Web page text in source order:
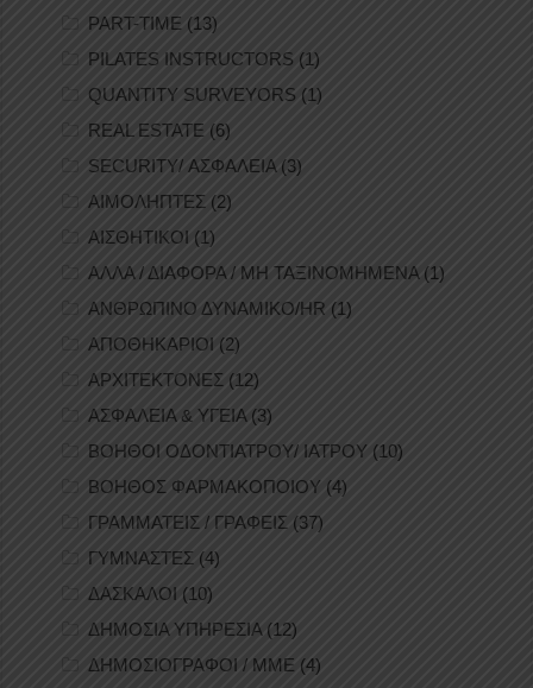
PART-TIME (13)
PILATES INSTRUCTORS (1)
QUANTITY SURVEYORS (1)
REAL ESTATE (6)
SECURITY/ ΑΣΦΑΛΕΙΑ (3)
ΑΙΜΟΛΗΠΤΕΣ (2)
ΑΙΣΘΗΤΙΚΟΙ (1)
ΑΛΛΑ / ΔΙΑΦΟΡΑ / ΜΗ ΤΑΞΙΝΟΜΗΜΕΝΑ (1)
ΑΝΘΡΩΠΙΝΟ ΔΥΝΑΜΙΚΟ/HR (1)
ΑΠΟΘΗΚΑΡΙΟΙ (2)
ΑΡΧΙΤΕΚΤΟΝΕΣ (12)
ΑΣΦΑΛΕΙΑ & ΥΓΕΙΑ(3)
ΒΟΗΘΟΙ ΟΔΟΝΤΙΑΤΡΟΥ/ ΙΑΤΡΟΥ (10)
ΒΟΗΘΟΣ ΦΑΡΜΑΚΟΠΟΙΟΥ (4)
ΓΡΑΜΜΑΤΕΙΣ / ΓΡΑΦΕΙΣ (37)
ΓΥΜΝΑΣΤΕΣ (4)
ΔΑΣΚΑΛΟΙ (10)
ΔΗΜΟΣΙΑ ΥΠΗΡΕΣΙΑ (12)
ΔΗΜΟΣΙΟΓΡΑΦΟΙ / ΜΜΕ (4)